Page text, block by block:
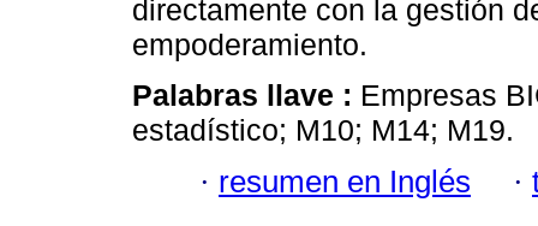
directamente con la gestión
empoderamiento.
Palabras llave : Empresas
estadístico; M10; M14; M19.
· resumen en Inglés ·